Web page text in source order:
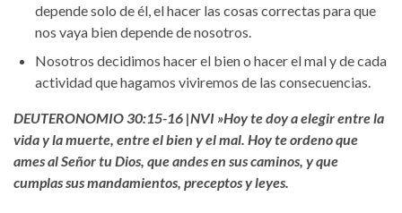
depende solo de él, el hacer las cosas correctas para que
nos vaya bien depende de nosotros.
Nosotros decidimos hacer el bien o hacer el mal y de cada
actividad que hagamos viviremos de las consecuencias.
DEUTERONOMIO 30:15-16 |NVI »Hoy te doy a elegir entre la
vida y la muerte, entre el bien y el mal. Hoy te ordeno que
ames al Señor tu Dios, que andes en sus caminos, y que
cumplas sus mandamientos, preceptos y leyes.